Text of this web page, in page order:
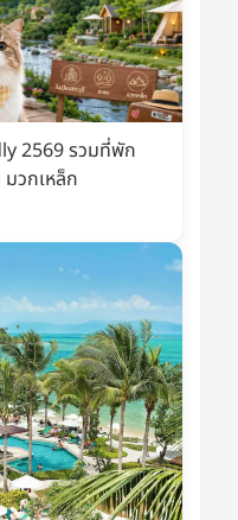
2569 รวมที่พัก
มวกเหล็ก